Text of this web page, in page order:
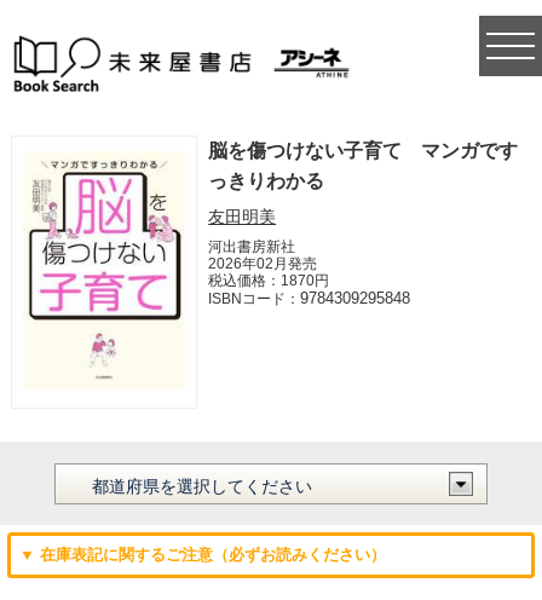
脳を傷つけない子育て マンガです
っきりわかる
友田明美
河出書房新社
2026年02月発売
税込価格：1870円
ISBNコード：9784309295848
▼ 在庫表記に関するご注意（必ずお読みください）